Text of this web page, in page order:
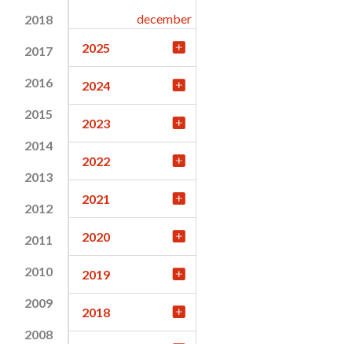
2018
2017
2016
2015
2014
2013
2012
2011
2010
2009
2008
december
2025
2024
2023
2022
2021
2020
2019
2018